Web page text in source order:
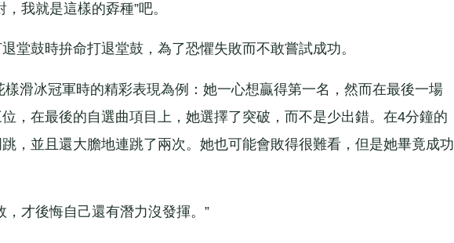
我就是這樣的孬種”吧。
鼓時拚命打退堂鼓，為了恐懼失敗而不敢嘗試成功。
冰冠軍時的精彩表現為例：她一心想贏得第一名，然而在最後一場
，在最後的自選曲項目上，她選擇了突破，而不是少出錯。在4分鐘的
，並且還大膽地連跳了兩次。她也可能會敗得很難看，但是她畢竟成功
才後悔自己還有潛力沒發揮。”